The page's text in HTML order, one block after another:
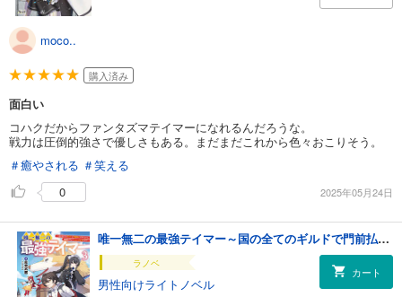
moco..
購入済み
面白い
コハクだからファンタズマテイマーになれるんだろうな。
戦力は圧倒的強さで優しさもある。まだまだこれから色々おこりそう。
＃癒やされる ＃笑える
0
2025年05月24日
唯一無二の最強テイマー～国の全てのギルドで門前払いされたから、他国に行ってスローライフします～(サーガフォレスト)3
ラノベ
男性向けライトノベル
カート